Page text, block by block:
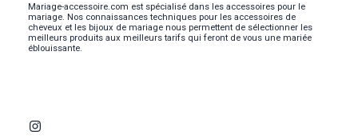
Mariage-accessoire.com est spécialisé dans les accessoires pour le
mariage. Nos connaissances techniques pour les accessoires de
cheveux et les bijoux de mariage nous permettent de sélectionner les
meilleurs produits aux meilleurs tarifs qui feront de vous une mariée
éblouissante.